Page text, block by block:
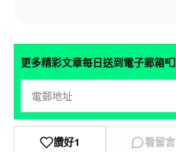
更多精彩文章每日送到電子郵箱📮
讚好1 看留言